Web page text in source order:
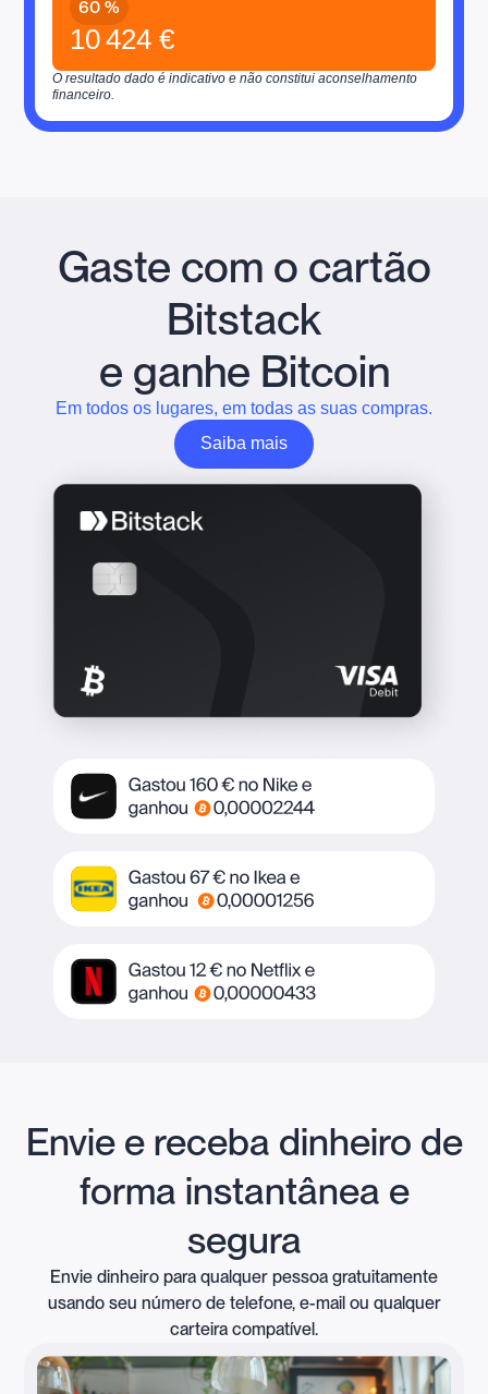
60 %
10 424 €
O resultado dado é indicativo e não constitui aconselhamento
financeiro.
Gaste com o cartão
Bitstack
e ganhe Bitcoin
Em todos os lugares, em todas as suas compras.
Saiba mais
Saiba mais
Envie e receba dinheiro de
forma instantânea e
segura
Envie dinheiro para qualquer pessoa gratuitamente
usando seu número de telefone, e-mail ou qualquer
carteira compatível.